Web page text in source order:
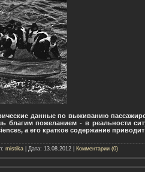
данные по выживанию
благим пожеланием - в реальности
а его краткое содержание
mistika| Дата: 13.08.2012| Комментарии (0)